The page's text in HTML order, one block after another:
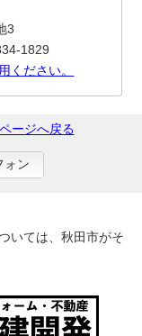
3
1829
ください。
ージへ戻る
ォン
いては、秋田市がそ